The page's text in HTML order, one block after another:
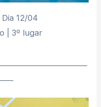
Dia 12/04
| 3º lugar